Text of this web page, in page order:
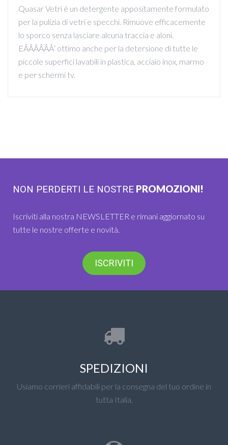
Quasar Vetri è un detergente appositamente formulato
per la pulizia di vetri e specchi. Rimuove efficacemente
lo sporco senza lasciare alcuna traccia e aloni.
EÂÂÂÂÂÂ’ ottimo anche per la detersione di tutte le
piccole superfici lavabili in plastica, acciaio inox, marmo
e per schermi tv.
NON PERDERTI LE NOSTRE PROMOZIONI!
Iscriviti alla nostra NEWSLETTER e rimani aggiornato su
tutte le nostre offerte e novità.
ISCRIVITI
SPEDIZIONI
Usiamo corrieri affidabili per la consegna del tuo ordine in
tutta Italia.